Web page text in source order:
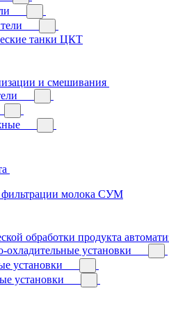
танки ЦКТ
и смешивания
фильтрации молока СУМ
обработки продукта
охладительные установки
установки
установки